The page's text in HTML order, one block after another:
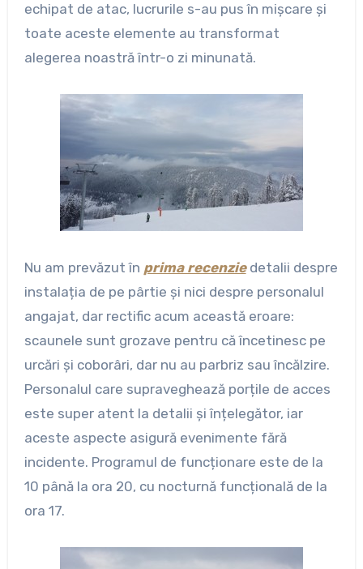
echipat de atac, lucrurile s-au pus în mișcare și
toate aceste elemente au transformat
alegerea noastră într-o zi minunată.
Nu am prevăzut în prima recenziedetalii despre
instalația de pe pârtie și nici despre personalul
angajat, dar rectific acum această eroare:
scaunele sunt grozave pentru că încetinesc pe
urcări și coborâri, dar nu au parbriz sau încălzire.
Personalul care supraveghează porțile de acces
este super atent la detalii și înțelegător, iar
aceste aspecte asigură evenimente fără
incidente. Programul de funcționare este de la
10 până la ora 20, cu nocturnă funcțională de la
ora 17.